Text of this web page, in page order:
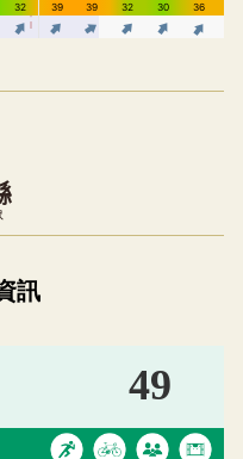
預覽，完整即時空